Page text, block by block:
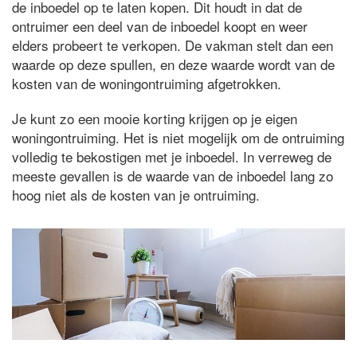
de inboedel op te laten kopen. Dit houdt in dat de
ontruimer een deel van de inboedel koopt en weer
elders probeert te verkopen. De vakman stelt dan een
waarde op deze spullen, en deze waarde wordt van de
kosten van de woningontruiming afgetrokken.
Je kunt zo een mooie korting krijgen op je eigen
woningontruiming. Het is niet mogelijk om de ontruiming
volledig te bekostigen met je inboedel. In verreweg de
meeste gevallen is de waarde van de inboedel lang zo
hoog niet als de kosten van je ontruiming.